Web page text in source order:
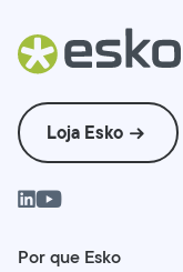
Loja Esko
Por que Esko